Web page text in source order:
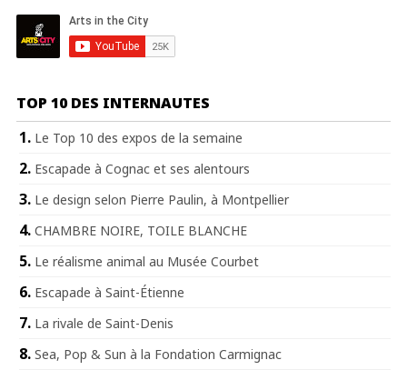
TOP 10 DES INTERNAUTES
Le Top 10 des expos de la semaine
Escapade à Cognac et ses alentours
Le design selon Pierre Paulin, à Montpellier
CHAMBRE NOIRE, TOILE BLANCHE
Le réalisme animal au Musée Courbet
Escapade à Saint-Étienne
La rivale de Saint-Denis
Sea, Pop & Sun à la Fondation Carmignac